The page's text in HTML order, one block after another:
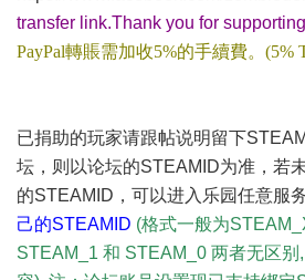
transfer link.Thank you for
PayPal轉賬需加收5%的手續費。(5%
已捐助的玩家请跟帖说明留下
坛，则以论坛的STEAMID为准，若
的STEAMID，可以进入乐园任意服
己的STEAMID (格式一般为
STEAM_1 和 STEAM_0 两者无区别,